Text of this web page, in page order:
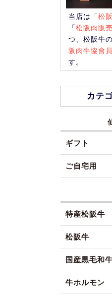
当店は「松
「松阪肉販
つ、松阪牛
阪肉牛協會
す。
カテ
ギフト
ご自宅用
特産松阪牛
松阪牛
国産黒毛和牛
牛ホルモン